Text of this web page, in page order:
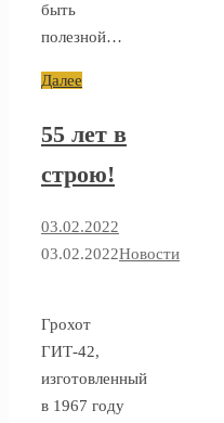
быть
полезной…
Далее
55 лет в
строю!
03.02.2022
03.02.2022Новости
Грохот
ГИТ-42,
изготовленный
в 1967 году